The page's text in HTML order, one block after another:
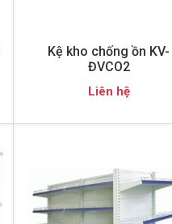
Kệ kho chống ồn KV-
ĐVCO2
Liên hệ